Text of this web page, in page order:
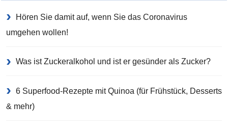
Hören Sie damit auf, wenn Sie das Coronavirus
umgehen wollen!
Was ist Zuckeralkohol und ist er gesünder als Zucker?
6 Superfood-Rezepte mit Quinoa (für Frühstück, Desserts
& mehr)